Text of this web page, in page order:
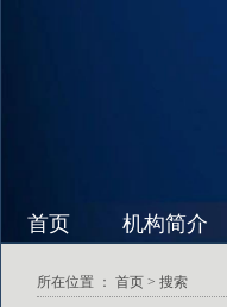
首页 机构简介
所在位置 ： 首页 > 搜索